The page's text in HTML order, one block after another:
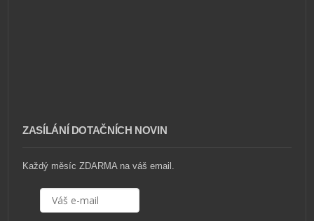
ZASÍLÁNÍ DOTAČNÍCH NOVIN
Každý měsíc ZDARMA na váš email.